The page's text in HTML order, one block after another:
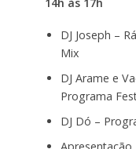
DJ Joseph –
Mix
DJ Arame e
Programa
DJ Dó –